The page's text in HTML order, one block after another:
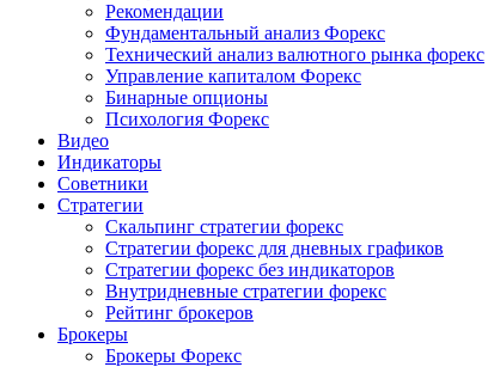
Рекомендации
Фундаментальный анализ Форекс
Технический анализ валютного рынка форекс
Управление капиталом Форекс
Бинарные опционы
Психология Форекс
Видео
Индикаторы
Советники
Стратегии
Скальпинг стратегии форекс
Стратегии форекс для дневных графиков
Стратегии форекс без индикаторов
Внутридневные стратегии форекс
Рейтинг брокеров
Брокеры
Брокеры Форекс